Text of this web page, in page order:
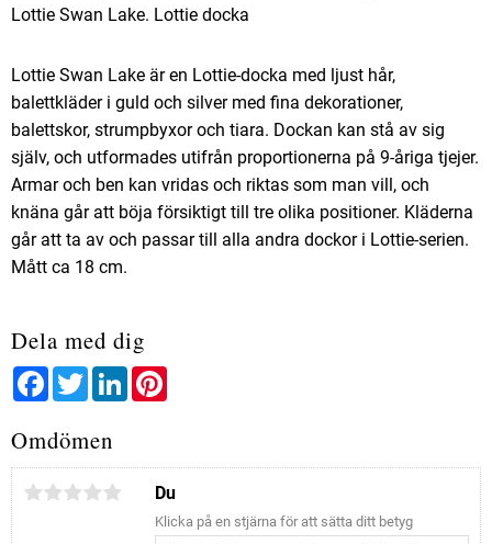
Lottie Swan Lake. Lottie docka
Lottie Swan Lake är en Lottie-docka med ljust hår,
balettkläder i guld och silver med fina dekorationer,
balettskor, strumpbyxor och tiara. Dockan kan stå av sig
själv, och utformades utifrån proportionerna på 9-åriga tjejer.
Armar och ben kan vridas och riktas som man vill, och
knäna går att böja försiktigt till tre olika positioner. Kläderna
går att ta av och passar till alla andra dockor i Lottie-serien.
Mått ca 18 cm.
Dela med dig
FacebookTwitterLinkedIn
Omdömen
Du
Klicka på en stjärna för att sätta ditt betyg